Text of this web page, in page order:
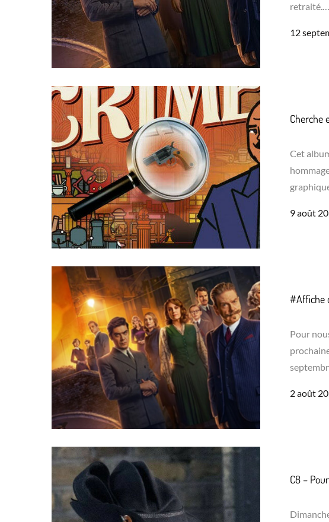
retraité.…
Posted
12
Cherche
Cet
Posted
9 août
#Affiche
Pour
Posted
2 août
C8 –